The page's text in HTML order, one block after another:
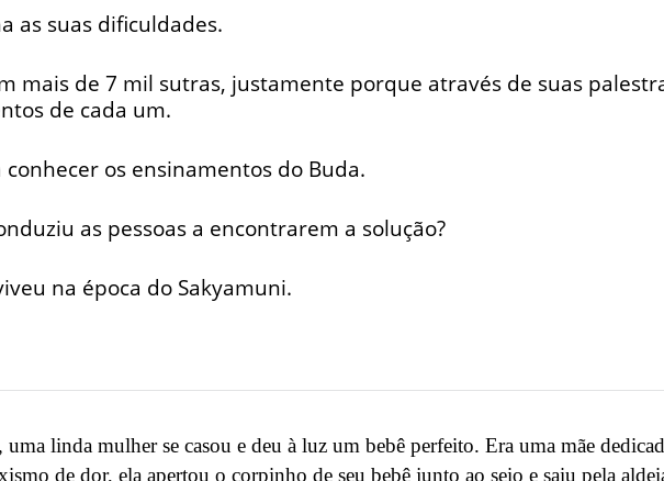
as suas dificuldades.
mais de 7 mil sutras, justamente porque através de suas
de cada um.
os ensinamentos do Buda.
as pessoas a encontrarem a solução?
na época do Sakyamuni.
linda mulher se casou e deu à luz um bebê perfeito. Era uma mãe
de dor, ela apertou o corpinho de seu bebê junto ao seio e saiu pela